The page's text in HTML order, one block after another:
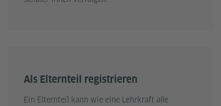
Als Elternteil registrieren
Ein Elternteil kann wie eine Lehrkraft alle